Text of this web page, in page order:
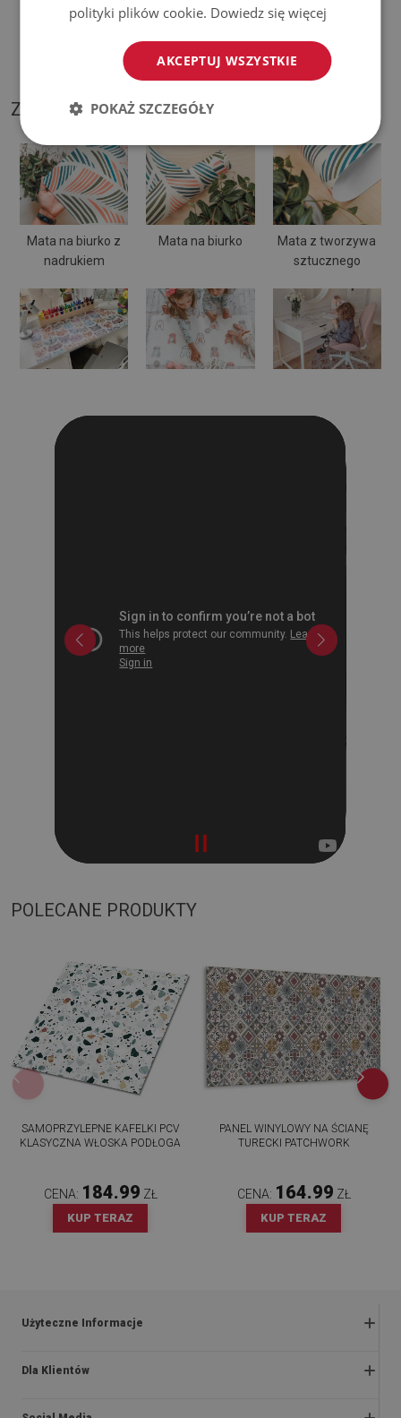
chemicznych.
Regularnie wietrz dolną warstwę podkładki.
ZDJĘCIA NASZEGO PRODUKTU
Mata na biurko z
nadrukiem
Mata na biurko
Mata z tworzywa
sztucznego
POLECANE PRODUKTY
SAMOPRZYLEPNE KAFELKI PCV
KLASYCZNA WŁOSKA PODŁOGA
CENA: 184.99 ZŁ
KUP TERAZ
PANEL WINYLOWY NA ŚCIANĘ
TURECKI PATCHWORK
CENA: 164.99 ZŁ
KUP TERAZ
Użyteczne Informacje
Zwroty i reklamacje
Polityka prywatności i cookies
Dla Klientów
O nas
polityki plików cookie. Dowiedz się więcej
AKCEPTUJ WSZYSTKIE
POKAŻ SZCZEGÓŁY